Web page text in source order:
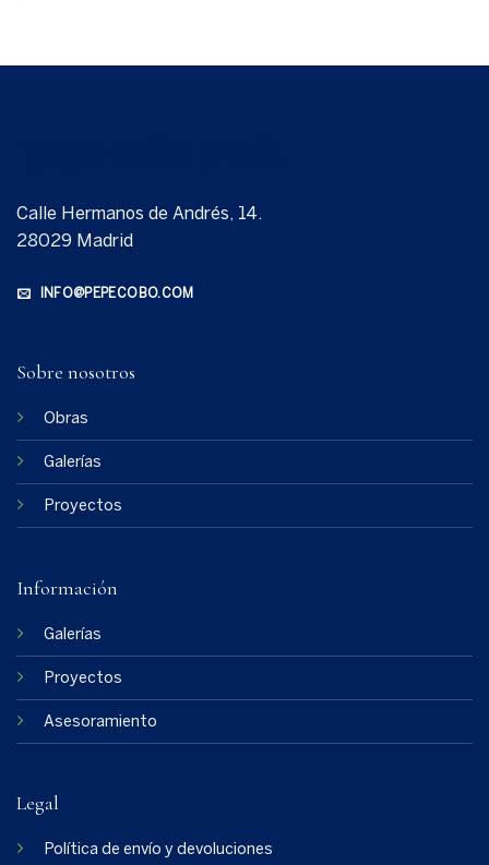
Calle Hermanos de Andrés, 14.
28029 Madrid
INFO@PEPECOBO.COM
Sobre nosotros
Obras
Galerías
Proyectos
Información
Galerías
Proyectos
Asesoramiento
Legal
Política de envío y devoluciones